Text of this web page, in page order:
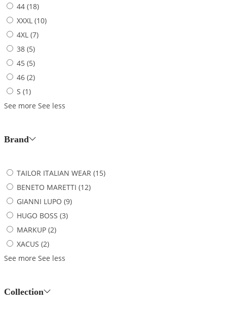
44 (18)
XXXL (10)
4XL (7)
38 (5)
45 (5)
46 (2)
S (1)
See more See less
Brand
TAILOR ITALIAN WEAR (15)
BENETO MARETTI (12)
GIANNI LUPO (9)
HUGO BOSS (3)
MARKUP (2)
XACUS (2)
See more See less
Collection